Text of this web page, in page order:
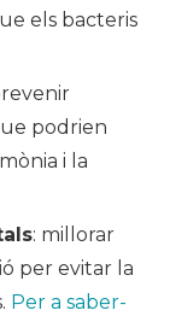
els bacteris
podrien
i la
: millorar
per evitar la
Per a saber-